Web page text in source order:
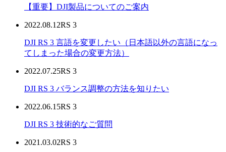
【重要】DJI製品についてのご案内
2022.08.12RS 3
DJI RS 3 言語を変更したい（日本語以外の言語になっ
てしまった場合の変更方法）
2022.07.25RS 3
DJI RS 3 バランス調整の方法を知りたい
2022.06.15RS 3
DJI RS 3 技術的なご質問
2021.03.02RS 3